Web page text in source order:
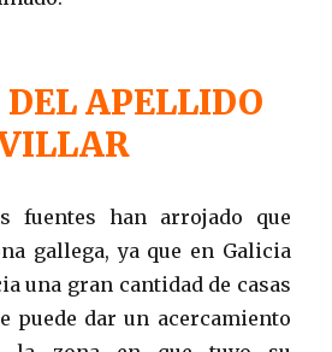
DEL APELLIDO
fuentes han arrojado que
gallega, ya que en Galicia
una gran cantidad de casas
puede dar un acercamiento